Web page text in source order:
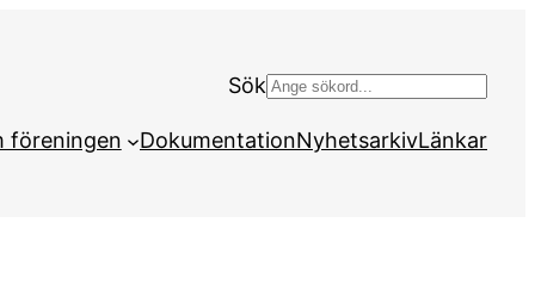
SökS
k
föreningen DokumentationNyhetsarkivLänkar